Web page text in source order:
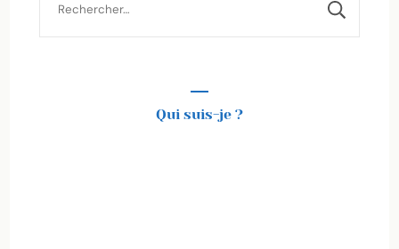
Qui suis-je ?